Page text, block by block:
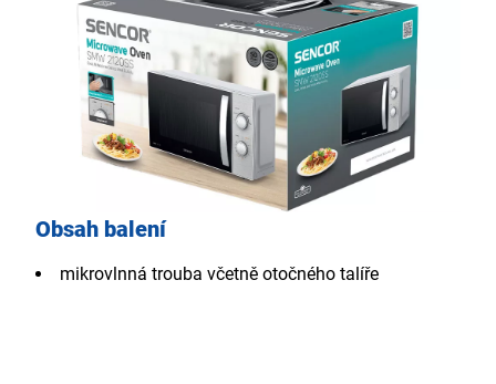
Obsah balení
mikrovlnná trouba včetně otočného talíře